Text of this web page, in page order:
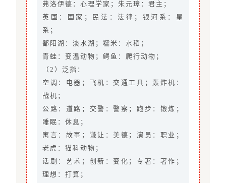
弗洛伊德：心理学家；朱元璋：君主；
英国：国家；民法：法律；银河系：星
系；
鄱阳湖：淡水湖；糯米：水稻；
青蛙：变温动物；鳄鱼：爬行动物；
（2）泛指：
空调：电器；飞机：交通工具；轰炸机：
战机；
公路：道路；交警：警察；跑步：锻炼；
睡眠：休息；
寓言：故事；谦让：美德；演员：职业；
老虎：猫科动物；
话剧：艺术；创新：变化；专著：著作；
理想：打算；